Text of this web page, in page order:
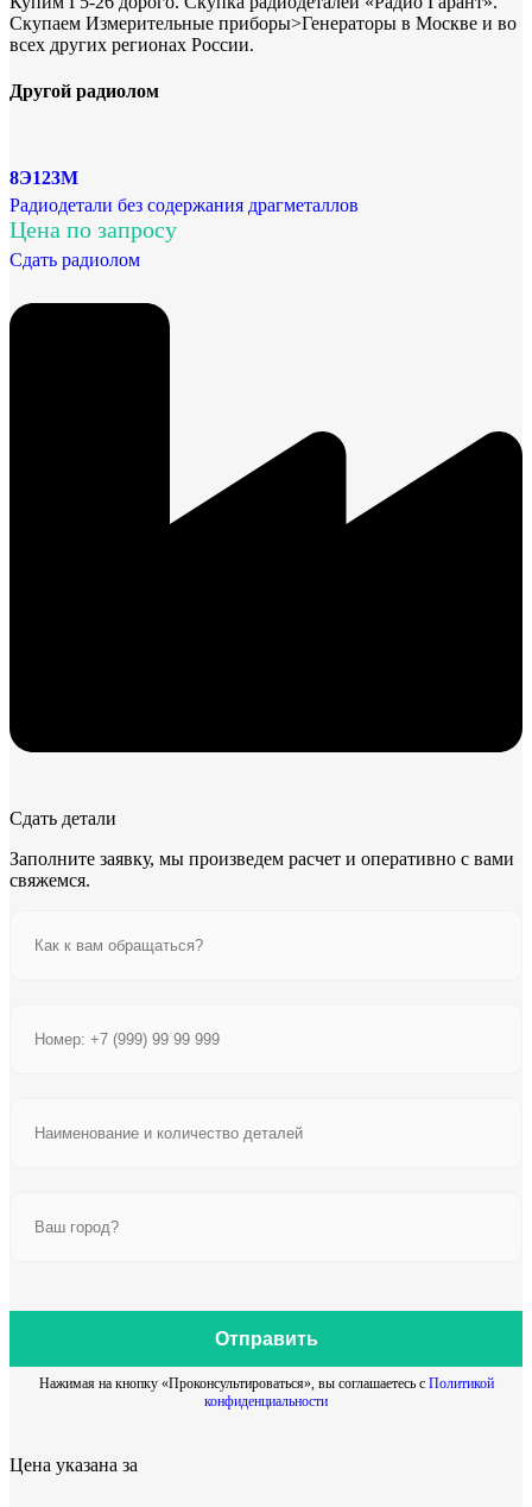
Скупаем Измерительные приборы>Генераторы в Москве и во
всех других регионах России.
Другой радиолом
8Э123М
Радиодетали без содержания драгметаллов
Цена по запросу
Сдать радиолом
Сдать детали
Заполните заявку, мы произведем расчет и оперативно с вами
свяжемся.
Отправить
Нажимая на кнопку «Проконсультироваться», вы соглашаетесь с Политикой
конфиденциальности
Цена указана за